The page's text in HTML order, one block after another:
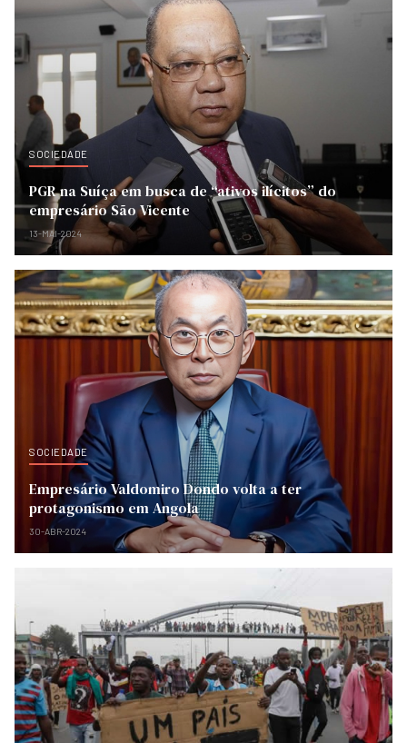
SOCIEDADE
PGR na Suíça em busca de “ativos ilícitos” do
empresário São Vicente
13-MAI-2024
SOCIEDADE
Empresário Valdomiro Dondo volta a ter
protagonismo em Angola
30-ABR-2024